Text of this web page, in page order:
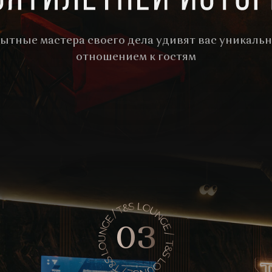
мастера своего дела удивят вас
отношением к гостям
03